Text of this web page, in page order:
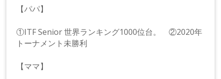
【パパ】
①ITF Senior 世界ランキング1000位台。 ②2020年
トーナメント未勝利
【ママ】